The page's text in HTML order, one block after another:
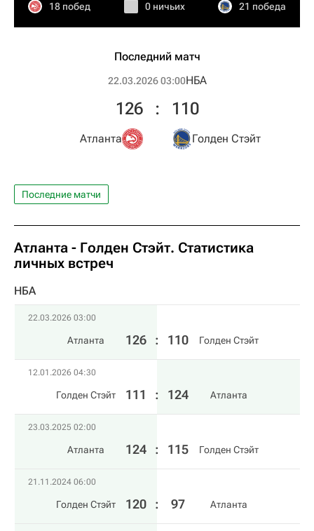
18 побед 0 ничьих 21 победа
Последний матч
22.03.2026 03:00НБА
Атланта
126 : 110
Голден Стэйт
Последние матчи
Атланта - Голден Стэйт. Статистика
личных встреч
НБА
22.03.2026 03:00
Атланта 126 : 110 Голден Стэйт
12.01.2026 04:30
Голден Стэйт 111 : 124 Атланта
23.03.2025 02:00
Атланта 124 : 115 Голден Стэйт
21.11.2024 06:00
Голден Стэйт 120 : 97 Атланта